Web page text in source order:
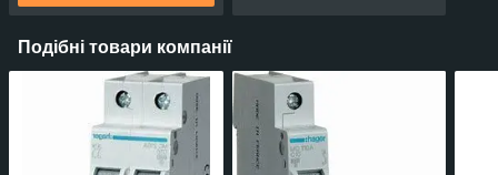
Подібні товари компанії